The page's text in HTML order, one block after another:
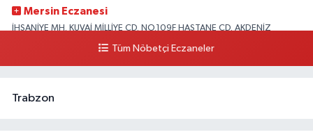
Mersin Eczanesi
İHSANİYE MH. KUVAİ MİLLİYE CD. NO.109F HASTANE CD. AKDENİZ
Tüm Nöbetçi Eczaneler
Trabzon